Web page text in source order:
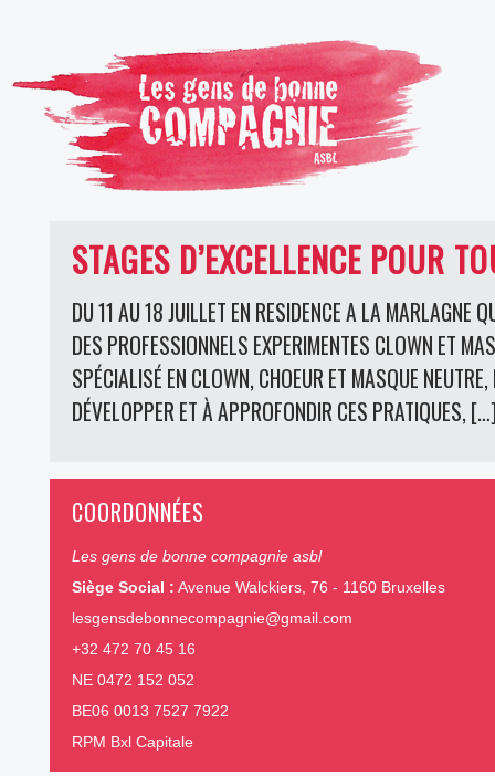
STAGES D’EXCELLENCE POUR
DU 11 AU 18 JUILLET EN RESIDENCE A LA MARLAGNE
DES PROFESSIONNELS EXPERIMENTES CLOWN ET
SPÉCIALISÉ EN CLOWN, CHOEUR ET MASQUE
DÉVELOPPER ET À APPROFONDIR CES PRATIQUES,
COORDONNÉES
Les gens de bonne compagnie asbl
Siège Social : Avenue Walckiers, 76 - 1160 Bruxelles
lesgensdebonnecompagnie@gmail.com
+32 472 70 45 16
NE 0472 152 052
BE06 0013 7527 7922
RPM Bxl Capitale